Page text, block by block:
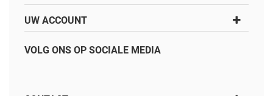
UW ACCOUNT
VOLG ONS OP SOCIALE MEDIA